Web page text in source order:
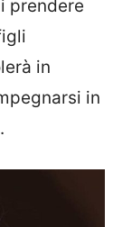
prendere
in
in